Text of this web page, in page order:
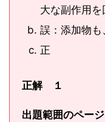
大な副作用
誤：添加物も
正
正解 １
出題範囲のページ